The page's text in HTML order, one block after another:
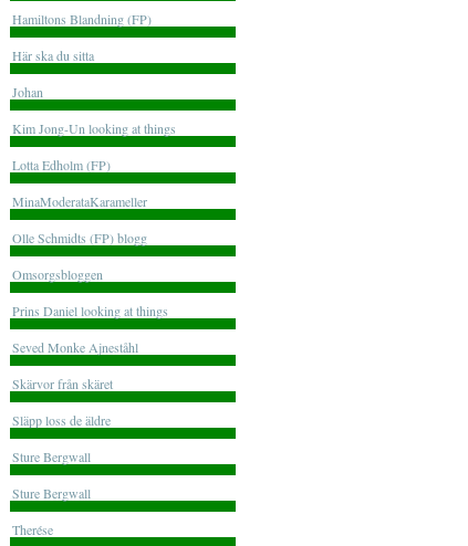
Hamiltons Blandning (FP)
Här ska du sitta
Johan
Kim Jong-Un looking at things
Lotta Edholm (FP)
MinaModerataKarameller
Olle Schmidts (FP) blogg
Omsorgsbloggen
Prins Daniel looking at things
Seved Monke Ajneståhl
Skärvor från skäret
Släpp loss de äldre
Sture Bergwall
Sture Bergwall
Therése